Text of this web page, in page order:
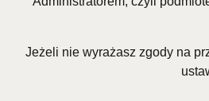
Jeżeli nie wyrażasz zgody na